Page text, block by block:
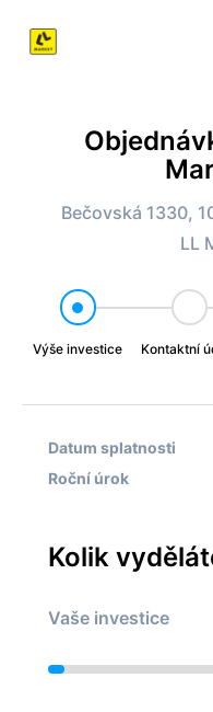
Bečovská 1330,
LL
Výše investice Kontaktní
Datum splatnosti
Roční úrok
Kolik
Vaše investice